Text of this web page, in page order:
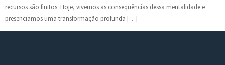
recursos são finitos. Hoje, vivemos as consequências dessa mentalidade e
presenciamos uma transformação profunda […]